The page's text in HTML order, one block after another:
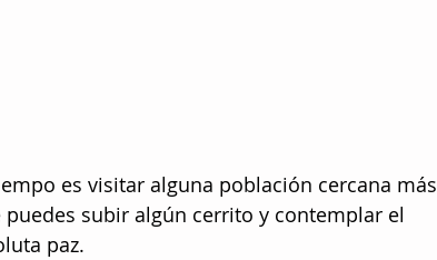
es visitar alguna población cercana más
puedes subir algún cerrito y contemplar el
paz.